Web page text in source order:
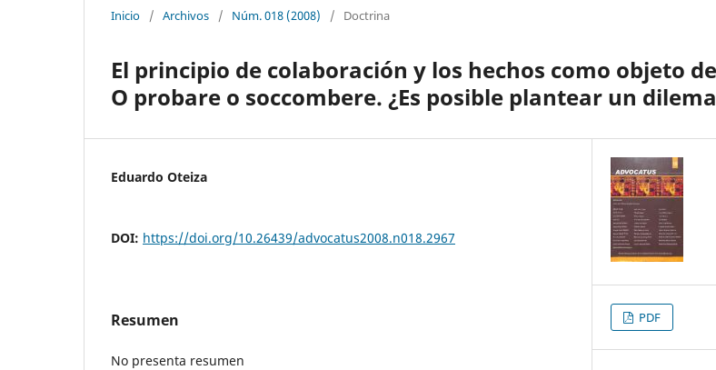
Inicio / Archivos / Núm. 018 (2008) / Doctrina
El principio de colaboración y los hechos como objeto
O probare o soccombere. ¿Es posible plantear un
Eduardo Oteiza
DOI: https://doi.org/10.26439/advocatus2008.n018.2967
Resumen
No presenta resumen
PDF